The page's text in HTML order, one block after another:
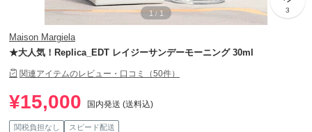
1 / 1 3
Maison Margiela
★大人気！Replica_EDT レイジーサンデーモーニング 30ml
関連アイテムのレビュー・口コミ（50件）
¥15,000 国内発送 (送料込)
関税負担なし
スピード配送